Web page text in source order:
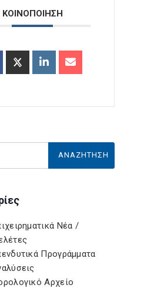
ΚΟΙΝΟΠΟΙΗΣΗ
Νέα /
Προγράμματα
Αρχείο